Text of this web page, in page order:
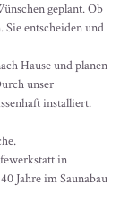
geplant. Ob
Sie entscheiden und
Hause und planen
unser
installiert.
in
Jahre im Saunabau